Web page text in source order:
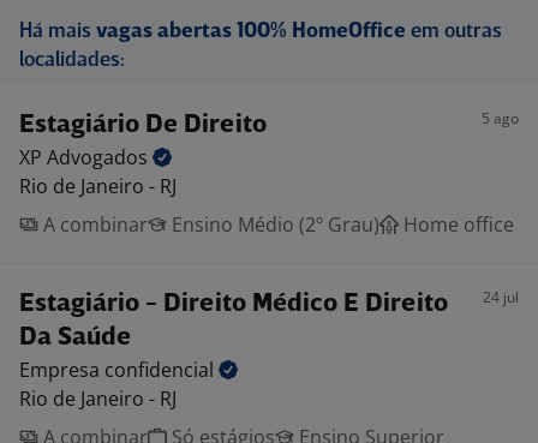
Há mais vagas abertas 100% HomeOffice em outras
localidades:
Estagiário De Direito 5 ago
XP Advogados
Rio de Janeiro - RJ
A combinar
Ensino Médio (2º Grau) Home office
Estagiário - Direito Médico E Direito
Da Saúde
24 jul
Empresa confidencial
Rio de Janeiro - RJ
A combinar
Só estágios
Ensino Superior